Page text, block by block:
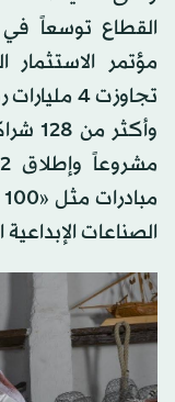
القطاع توسعاً في
مؤتمر
الصناعات